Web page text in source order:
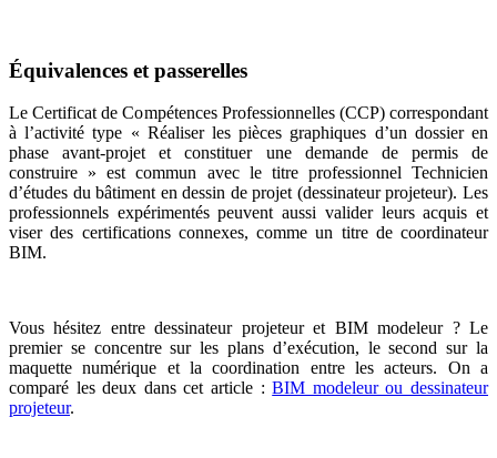
Équivalences et passerelles
Le Certificat de Compétences Professionnelles (CCP) correspondant
à l’activité type « Réaliser les pièces graphiques d’un dossier en
phase avant-projet et constituer une demande de permis de
construire » est commun avec le titre professionnel Technicien
d’études du bâtiment en dessin de projet (dessinateur projeteur). Les
professionnels expérimentés peuvent aussi valider leurs acquis et
viser des certifications connexes, comme un titre de coordinateur
BIM.
Vous hésitez entre dessinateur projeteur et BIM modeleur ? Le
premier se concentre sur les plans d’exécution, le second sur la
maquette numérique et la coordination entre les acteurs. On a
comparé les deux dans cet article :BIM modeleur ou dessinateur
projeteur.